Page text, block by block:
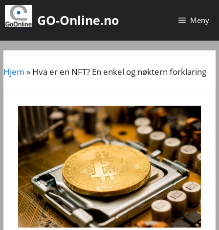
Hopp
innhold
GO-Online.no Meny
Hjem » Hva er en NFT? En enkel og nøktern forklaring